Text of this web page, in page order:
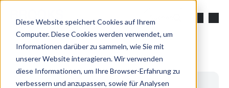
Diese Website speichert Cookies auf Ihrem
Computer. Diese Cookies werden verwendet, um
Informationen darüber zu sammeln, wie Sie mit
unserer Website interagieren. Wir verwenden
diese Informationen, um Ihre Browser-Erfahrung zu
verbessern und anzupassen, sowie für Analysen
Zum Hauptinhalt springen